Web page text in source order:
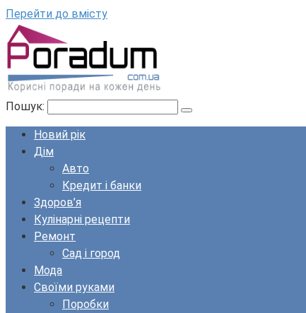
Перейти до вмісту
Пошук:
Новий рік
Дім
Авто
Кредит і банки
Здоров’я
Кулінарні рецепти
Ремонт
Сад і город
Мода
Своїми руками
Поробки